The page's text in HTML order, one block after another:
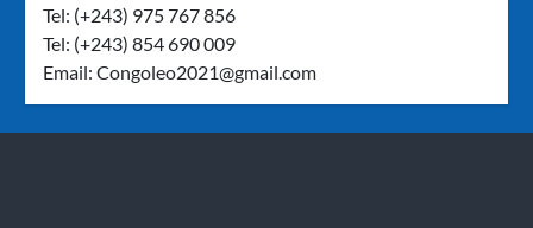
Tel: (+243) 975 767 856
Tel: (+243) 854 690 009
Email:Congoleo2021@gmail.com